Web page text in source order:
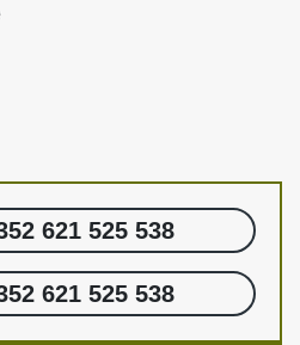
621 525 538
621 525 538